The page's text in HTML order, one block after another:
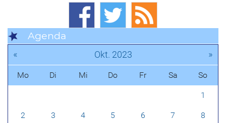
Agenda
« Okt. 2023 »
Mo Di Mi Do Fr Sa So
1
2 3 4 5 6 7 8